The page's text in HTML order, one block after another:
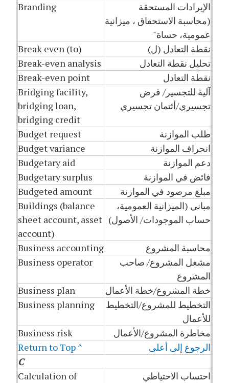
الإيرادات المستحقة
(محاسبة الاستحقاق ، ميزانية
عمومية، حساة"
Branding
نقطة التعادل (ل)
Break even (to)
تحليل نقطة التعادل
Break-even analysis
نقطة التعادل
Break-even point
آلية للتجسير/ قرض
تجسيري/أئتمان تجسيري
Bridging facility,
bridging loan,
bridging credit
طلب الموازنة
Budget request
انحراف الموازنة
Budget variance
دعم الموازنة
Budgetary aid
فائض في الموازنة
Budgetary surplus
مبلغ مرصود في الموازنة
Budgeted amount
مباني (الميزانية العمومية،
حساب الموجودات/ الأصول)
Buildings (balance
sheet account, asset
account)
محاسبة المشروع
Business accounting
مشغل المشروع/ صاحب
المشروع
Business operator
خطة المشروع/خطة الأعمال
Business plan
التخطيط للمشروع/التخطيط
للأعمال
Business planning
مخاطرة المشروع/الأعمال
Business risk
الرجوع إلى أعلى
Return to Top ^
احتساب الاحتياطي
Calculation of